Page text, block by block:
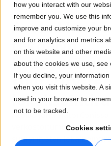
how you interact with our
remember you. We use this
improve and customize your
and for analytics and metrics
on this website and other
about the cookies we use, see
If you decline, your information
when you visit this website. A
used in your browser to
not to be tracked.
Cookies
Tekoälyn nopeus,
Tulkkaus
Saumatonta viestintää
Media ja viihde
Tuo tarinat joka näytölle
Konsultointi ja
Välittömiä brändin mukaisia
Lia Live
Uusi näkökulma
Yhteydet
Työnkulkujen integrointi
AI-tulkkaus
Todellisia tuloksia asiakkailtamme
Artikkelit
Asiantuntijanäkemyksiä
E-kirjat
Syvällisiä oppaita ja strategioita
On-demand-webinaarit
Kestävyys
Kumppanit
Uutiset
12. syyskuuta 2024
Acolad
tekoälyn
Acolad johti SlatorConissa
suuryritysten